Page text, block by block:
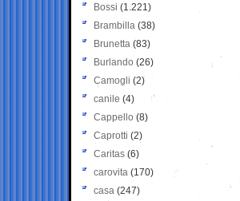
Bossi (1.221)
Brambilla (38)
Brunetta (83)
Burlando (26)
Camogli (2)
canile (4)
Cappello (8)
Caprotti (2)
Caritas (6)
carovita (170)
casa (247)